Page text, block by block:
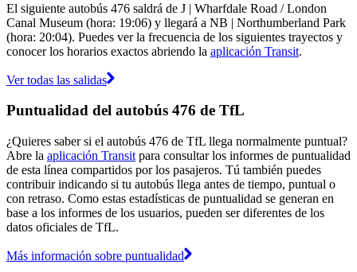
El siguiente autobús 476 saldrá de J | Wharfdale Road / London
Canal Museum (hora: 19:06) y llegará a NB | Northumberland Park
(hora: 20:04). Puedes ver la frecuencia de los siguientes trayectos y
conocer los horarios exactos abriendo la aplicación Transit.
Ver todas las salidas
Puntualidad del autobús 476 de TfL
¿Quieres saber si el autobús 476 de TfL llega normalmente puntual?
Abre la aplicación Transit para consultar los informes de puntualidad
de esta línea compartidos por los pasajeros. Tú también puedes
contribuir indicando si tu autobús llega antes de tiempo, puntual o
con retraso. Como estas estadísticas de puntualidad se generan en
base a los informes de los usuarios, pueden ser diferentes de los
datos oficiales de TfL.
Más información sobre puntualidad